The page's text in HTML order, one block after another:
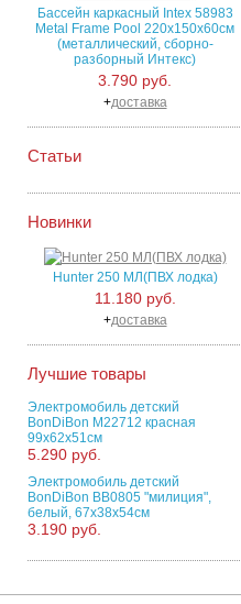
Бассейн каркасный Intex 58983
Metal Frame Pool 220х150х60см
(металлический, сборно-
разборный Интекс)
3.790 руб.
+доставка
Статьи
Новинки
Hunter 250 MЛ(ПВХ лодка)
11.180 руб.
+доставка
Лучшие товары
Электромобиль детский
BonDiBon M22712 красная
99х62х51см
5.290 руб.
Электромобиль детский
BonDiBon BB0805 "милиция",
белый, 67х38х54см
3.190 руб.